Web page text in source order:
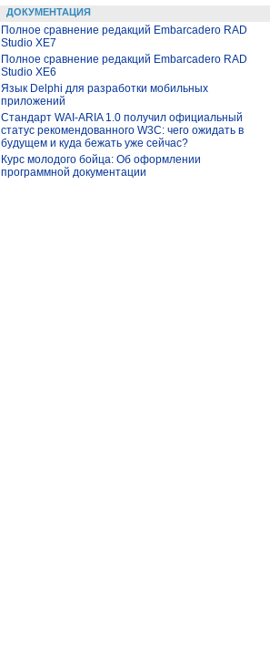
ДОКУМЕНТАЦИЯ
Полное сравнение редакций Embarcadero RAD
Studio XE7
Полное сравнение редакций Embarcadero RAD
Studio XE6
Язык Delphi для разработки мобильных
приложений
Стандарт WAI-ARIA 1.0 получил официальный
статус рекомендованного W3C: чего ожидать в
будущем и куда бежать уже сейчас?
Курс молодого бойца: Об оформлении
программной документации